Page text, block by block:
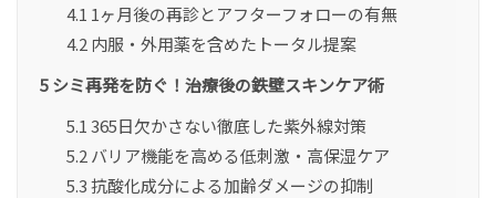
4.1 1ヶ月後の再診とアフターフォローの有無
4.2 内服・外用薬を含めたトータル提案
5シミ再発を防ぐ！治療後の鉄壁スキンケア術
5.1 365日欠かさない徹底した紫外線対策
5.2 バリア機能を高める低刺激・高保湿ケア
5.3抗酸化成分による加齢ダメージの抑制